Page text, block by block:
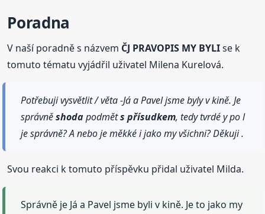
Poradna
V naší poradně s názvem ČJ PRAVOPIS MY BYLIse k
tomuto tématu vyjádřil uživatel Milena Kurelová.
Potřebuji vysvětlit / věta -Já a Pavel jsme byly v kině. Je
správněshodapodměts přísudkem, tedy tvrdé y po l
je správně? A nebo je měkké i jako my všichni? Děkuji .
Svou reakci k tomuto příspěvku přidal uživatel Milda.
Správně je Já a Pavel jsme byli v kině. Je to jako my